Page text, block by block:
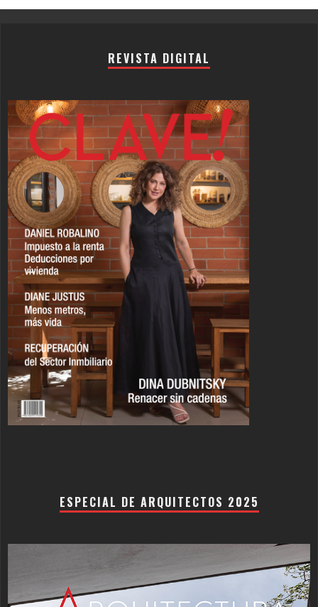
REVISTA DIGITAL
ESPECIAL DE ARQUITECTOS 2025